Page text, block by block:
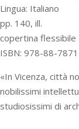
Lingua: Italiano
pp. 140, ill.
copertina flessibile
ISBN: 978-88-
«In Vicenza, città
nobilissimi
studiosissimi di